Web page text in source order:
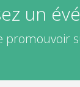
un
promouvoir